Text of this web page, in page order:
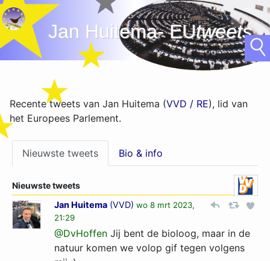
Jan Huitema- EUtweets
Recente tweets van Jan Huitema (VVD / RE), lid van
het Europees Parlement.
Nieuwste tweets Bio & info
Nieuwste tweets
Jan Huitema (VVD) wo 8 mrt 2023,
21:29
@DvHoffen Jij bent de bioloog, maar in de
natuur komen we volop gif tegen volgens